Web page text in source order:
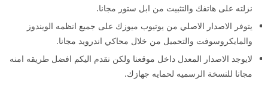
نزلته على هاتفك والتثبيت من ابل ستور مجانا.
يتوفر الاصدار الاصلي من يوتيوب ميوزك على جميع انظمه الويندوز
والمايكروسوفت والتحميل من خلال محاكي اندرويد مجانا.
لايوجد الاصدار المعدل داخل موقعنا ولكن نقدم اليكم افضل طريقه امنه
مجانا للنسخة الرسميه لحمايه جهازك.